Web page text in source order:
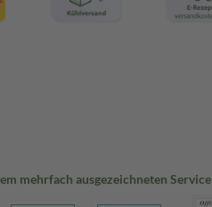
mehrfach ausgezeichneten Service